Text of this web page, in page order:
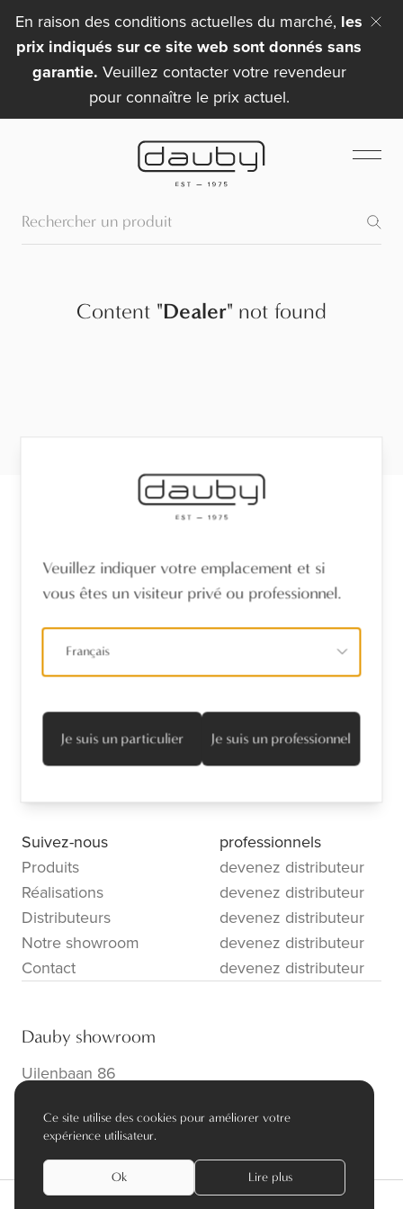
En raison des conditions actuelles du marché, les
prix indiqués sur ce site web sont donnés sans
garantie. Veuillez contacter votre revendeur
pour connaître le prix actuel.
Content "Dealer" not found
Nom*
Adresse mail*
S’abonner
Suivez-nous
Produits
Réalisations
Distributeurs
Notre showroom
Contact
professionnels
devenez distributeur
devenez distributeur
devenez distributeur
devenez distributeur
devenez distributeur
Dauby showroom
Uilenbaan 86
info@dauby.be|+32 3 354 16 86
Ce site utilise des cookies pour améliorer votre
expérience utilisateur.
Ok Lire plus
Veuillez indiquer votre emplacement et si
vous êtes un visiteur privé ou professionnel.
Français
Je suis un particulier Je suis un professionnel